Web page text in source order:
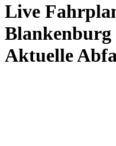
Live
Aktuelle